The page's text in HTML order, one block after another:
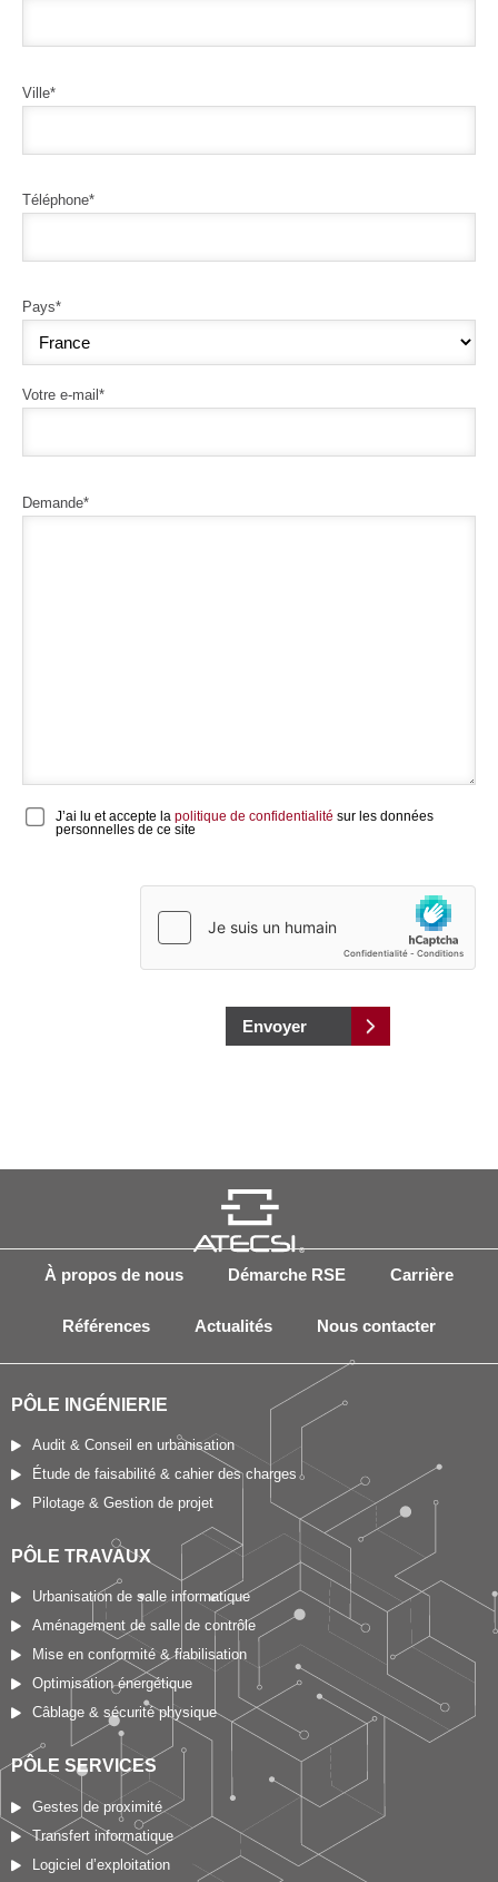
Ville*
Téléphone*
Pays*
Votre e-mail*
Demande*
J’ai lu et accepte la politique de confidentialité sur les données
personnelles de ce site
Envoyer
À propos de nous Démarche RSE Carrière
Références Actualités Nous contacter
PÔLE INGÉNIERIE
Audit & Conseil en urbanisation
Étude de faisabilité & cahier des charges
Pilotage & Gestion de projet
PÔLE TRAVAUX
Urbanisation de salle informatique
Aménagement de salle de contrôle
Mise en conformité & fiabilisation
Optimisation énergétique
Câblage & sécurité physique
PÔLE SERVICES
Gestes de proximité
Transfert informatique
Logiciel d’exploitation